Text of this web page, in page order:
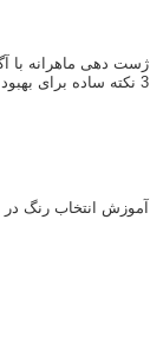
ژست دهی ماهرانه با
3 نکته ساده برای بهبود عکاسی پرتره
آموزش انتخاب رنگ